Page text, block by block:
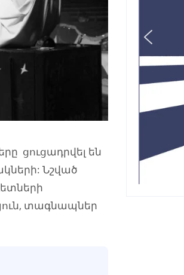
ցուցադրվել են
Նշված
տագնապներ